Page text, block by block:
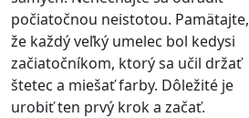
počiatočnou neistotou. Pamätajte,
že každý veľký umelec bol kedysi
začiatočníkom, ktorý sa učil držať
štetec a miešať farby. Dôležité je
urobiť ten prvý krok a začať.